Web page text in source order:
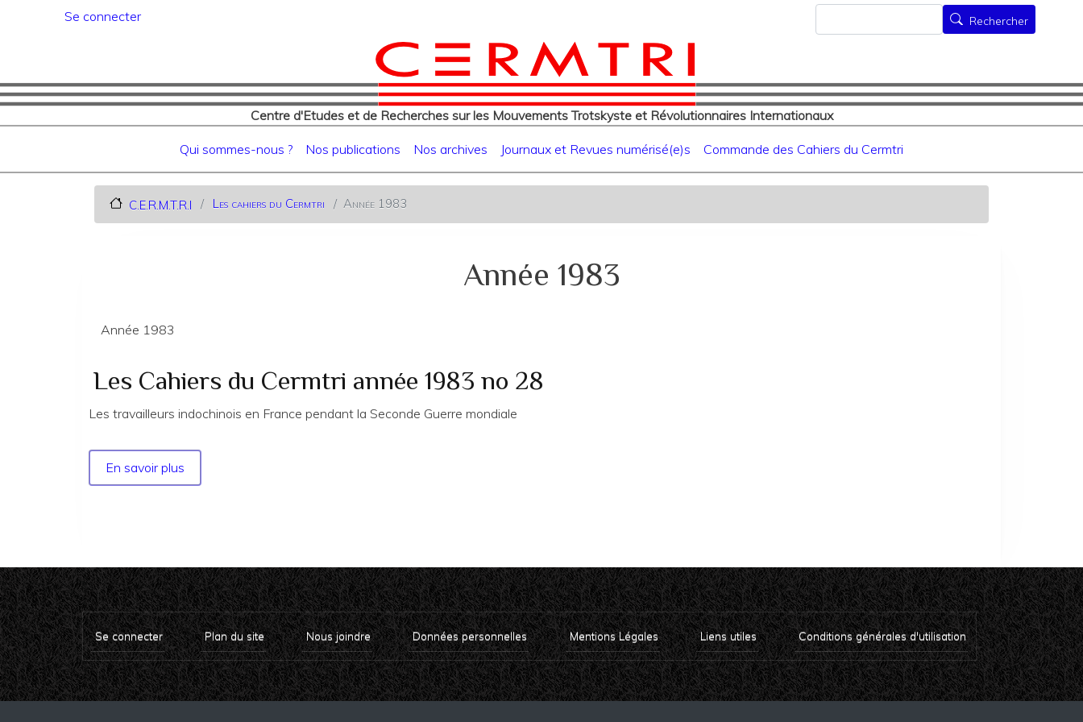
contenu
principal
Menu du compte de l'utilisateur
Se connecter
Centre d'Etudes et de Recherches sur les Mouvements Trotskyste et Révolutionnaires Internationaux
Rechercher
Rechercher
Navigation principale
Qui sommes-nous ? Nos publications Nos archives Journaux et Revues numérisé(e)s Commande des Cahiers du Cermtri
C.E.R.M.T.R.I Les cahiers du Cermtri Année 1983
Année 1983
Année 1983
Les Cahiers du Cermtri année 1983 no 28
Les travailleurs indochinois en France pendant la Seconde Guerre mondiale
En savoir plus
Les
année
1983
no
28
Se connecter Plan du site Nous joindre Données personnelles Mentions Légales Liens utiles Conditions générales d'utilisation